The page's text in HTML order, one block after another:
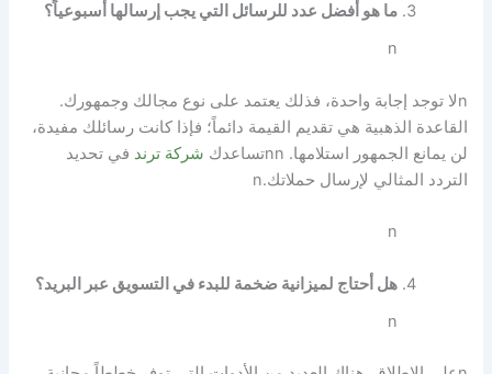
ما هو أفضل عدد للرسائل التي يجب إرسالها أسبوعياً؟
n
nلا توجد إجابة واحدة، فذلك يعتمد على نوع مجالك وجمهورك.
القاعدة الذهبية هي تقديم القيمة دائماً؛ فإذا كانت رسائلك مفيدة،
لن يمانع الجمهور استلامها. nnتساعدك شركة ترند في تحديد
التردد المثالي لإرسال حملاتك.n
n
هل أحتاج لميزانية ضخمة للبدء في التسويق عبر البريد؟
n